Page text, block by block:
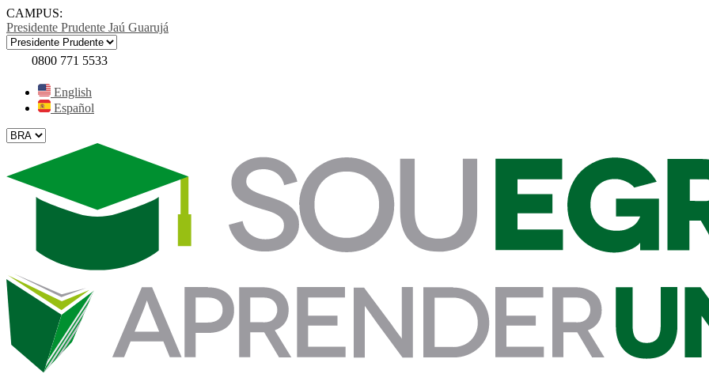
CAMPUS:
Presidente Prudente Jaú Guarujá
0800 771 5533
English
Español